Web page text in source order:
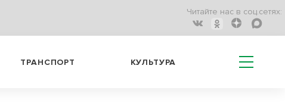
Читайте нас в соц.сетях:
ТРАНСПОРТ КУЛЬТУРА